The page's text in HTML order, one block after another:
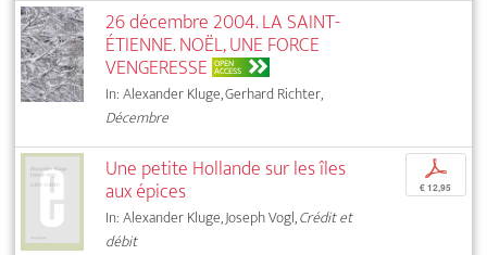
26 décembre 2004. LA SAINT-
ÉTIENNE. NOËL, UNE FORCE
VENGERESSE OPEN
ACCESS
In: Alexander Kluge, Gerhard Richter,
Décembre
Une petite Hollande sur les îles
aux épices
In: Alexander Kluge, Joseph Vogl,Crédit et
débit
p
€ 12,95